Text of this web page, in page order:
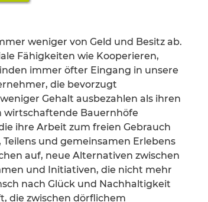
weniger von Geld und Besitz ab.
Fähigkeiten wie Kooperieren,
immer öfter Eingang in unsere
die bevorzugt
Gehalt ausbezahlen als ihren
wirtschaftende Bauernhöfe
ihre Arbeit zum freien Gebrauch
und gemeinsamen Erlebens
auf, neue Alternativen zwischen
und Initiativen, die nicht mehr
nach Glück und Nachhaltigkeit
die zwischen dörflichem